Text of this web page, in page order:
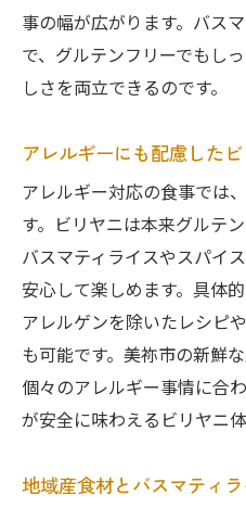
事の幅が広がります。バス
で、グルテンフリーでもし
しさを両立できるのです。
アレルギーにも配慮した
アレルギー対応の食事では
す。ビリヤニは本来グルテ
バスマティライスやスパイ
安心して楽しめます。具体
アレルゲンを除いたレシピ
も可能です。美祢市の新鮮
個々のアレルギー事情に合
が安全に味わえるビリヤニ
地域産食材とバスマティ